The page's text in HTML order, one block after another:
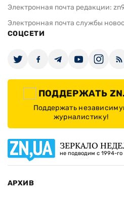
Электронная почта редакции:
Электронная почта службы
СОЦСЕТИ
ПОДДЕРЖАТЬ
Поддержать
журналистику!
ЗЕРКАЛО
не подводим с 1994-го
АРХИВ